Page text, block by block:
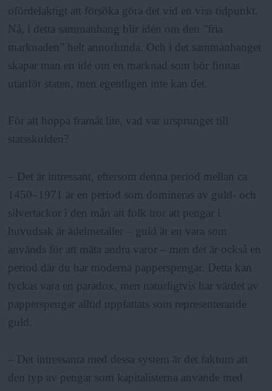
ofördelaktigt att försöka göra det vid en viss tidpunkt.
Nå, i detta sammanhang blir idén om den ”fria
marknaden” helt annorlunda. Och i det sammanhanget
skapar man en idé om en marknad som bör finnas
utanför staten, men egentligen inte kan det.
För att hoppa framåt lite, vad var ursprunget till
statsskulden?
– Det är intressant, eftersom denna period mellan ca
1450–1971 är en period som domineras av guld- och
silvertackor i den mån att folk tror att pengar i
huvudsak är ädelmetaller – guld är en vara som
används för att mäta andra varor – men det är också en
period där du har moderna papperspengar. Detta kan
tyckas vara en paradox, men naturligtvis har värdet av
papperspengar alltid uppfattats som representerande
guld.
– Det intressanta med dessa system är det faktum att
den typ av pengar som kapitalisterna använde med